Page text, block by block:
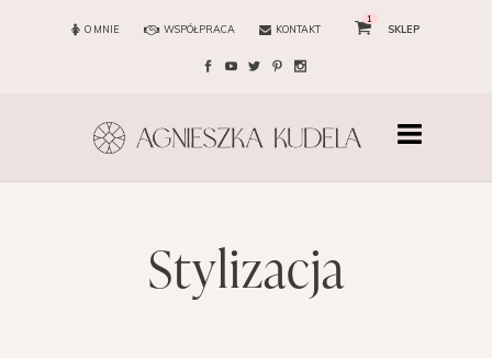
O MNIE WSPÓŁPRACA KONTAKT
1
SKLEP
stylizacja